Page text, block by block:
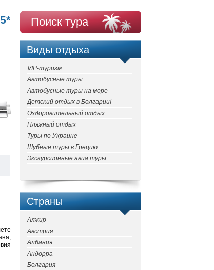
Поиск тура
Виды отдыха
VIP-туризм
Автобусные туры
Автобусные туры на море
Детский отдых в Болгарии!
Оздоровительный отдых
Пляжный отдых
Туры по Украине
Шубные туры в Грецию
Экскурсионные авиа туры
Страны
Алжир
Австрия
Албания
Андорра
Болгария